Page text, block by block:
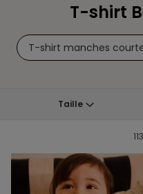
T-shirt
T-shirt manches
Taille